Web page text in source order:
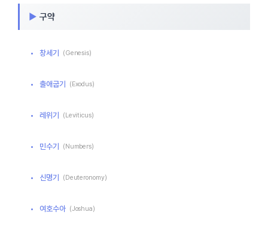
구약
창세기 (Genesis)
출애굽기 (Exodus)
레위기 (Leviticus)
민수기 (Numbers)
신명기 (Deuteronomy)
여호수아 (Joshua)